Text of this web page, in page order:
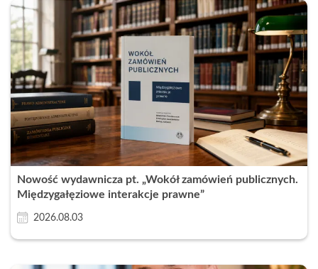
Nowość wydawnicza pt. „Wokół zamówień publicznych.
Międzygałęziowe interakcje prawne”
2026.08.03